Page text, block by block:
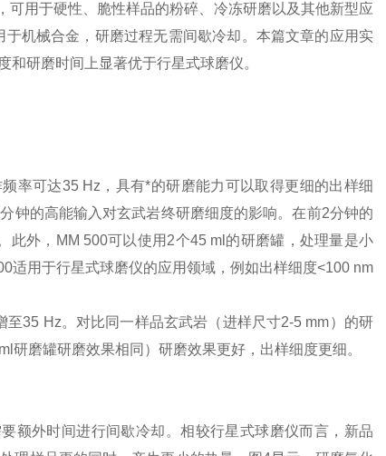
用于硬性、脆性样品的粉碎、冷冻研磨以及其他新型应
机械合金，研磨过程无需间歇冷却。本篇文章的应用实
研磨时间上显著优于行星式球磨仪。
率可达35 Hz，具有*的研磨能力可以取得更细的出样细
钟的高能输入对玄武岩终研磨细度的影响。在前2分钟的
外，MM 500可以使用2个45 ml的研磨罐，处理量是小
适用于行星式球磨仪的应用领域，例如出样细度<100 nm
35 Hz。对比同一样品玄武岩（进样尺寸2-5 mm）的研
磨罐研磨效果相同）研磨效果更好，出样细度更细。
额外时间进行间歇冷却。相较行星式球磨仪而言，新品